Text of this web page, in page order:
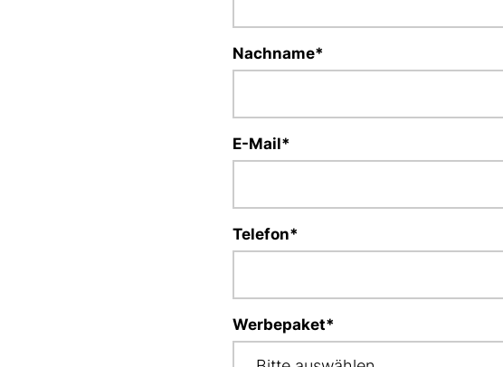
Nachname*
E-Mail*
Telefon*
Werbepaket*